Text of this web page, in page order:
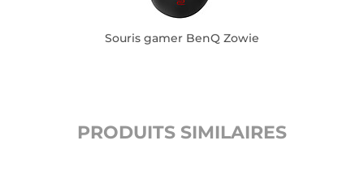
Souris gamer BenQ Zowie
PRODUITS SIMILAIRES